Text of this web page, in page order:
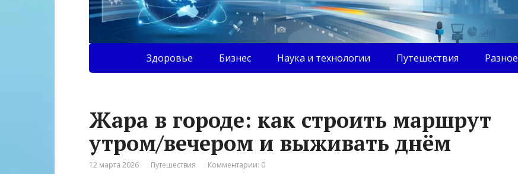
Здоровье Бизнес Наука и технологии Путешествия Разное
Жара в городе: как строить маршрут
утром/вечером и выживать днём
12 марта 2026 Путешествия Комментарии: 0